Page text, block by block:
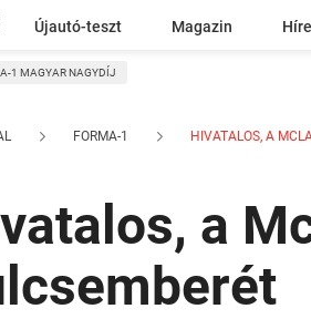
Újautó-teszt Magazin
Kresz
1 MAGYAR NAGYDÍJ
FORMA-1 HIVATALOS, A
a